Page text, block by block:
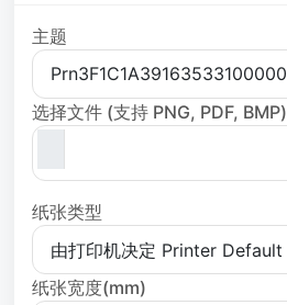
主题
选择文件 (支持 PNG, PDF, BMP)
纸张类型
纸张宽度(mm)